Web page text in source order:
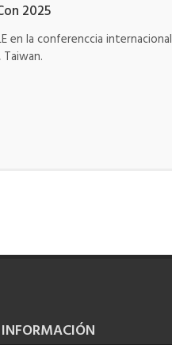
2025
en la conferenccia internacional